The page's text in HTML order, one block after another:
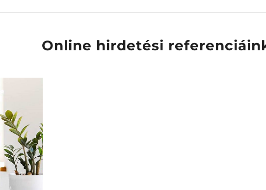
Online hirdetési